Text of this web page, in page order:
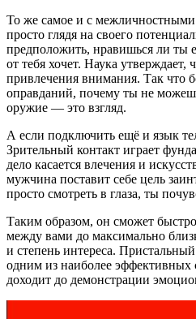
То же самое и с
просто глядя на своего
предположить, нравишься ли ты
от тебя хочет. Наука утверждает,
привлечения внимания. Так что
оправданий, почему ты не
оружие — это взгляд.
А если подключить ещё и язык
Зрительный контакт играет
дело касается влечения и
мужчина поставит себе цель
просто смотреть в глаза, ты
Таким образом, он сможет
между вами до максимально
и степень интереса. Пристальный
одним из наиболее эффективных
доходит до демонстрации